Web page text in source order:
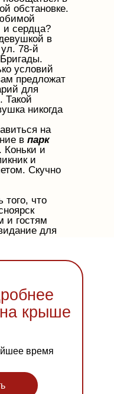
обстановке.
и сердца?
в
78-й
условий
предложат
для
Такой
никогда
на
в парк
. Коньки и
и
Скучно
того, что
и гостям
для
крыше
время